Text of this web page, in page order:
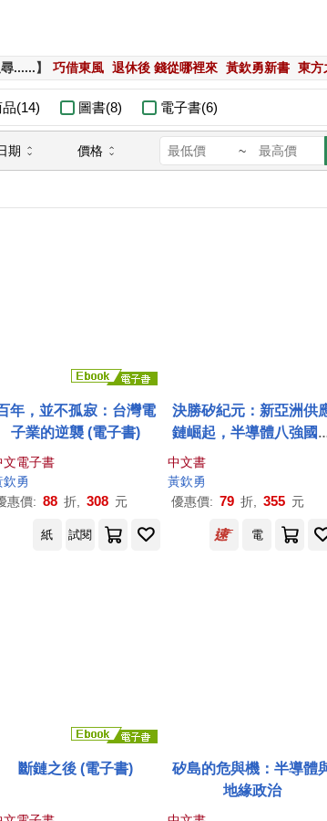
......】
巧借東風 退休後 錢從哪裡來 黃欽勇新書 東方
(14) 圖書(8) 電子書(6)
期 價格 ~
年，並不孤寂：台灣電
子業的逆襲 (電子書)
文電子書
欽勇
惠價: 88 折, 308 元
決勝矽紀元：新亞洲供
鏈崛起，半導體八強國
新賽局與臺灣的不對稱關
中文書
黃欽勇
優惠價: 79 折, 355 元
紙 試閱 電
斷鏈之後 (電子書)
矽島的危與機：半導體
地緣政治